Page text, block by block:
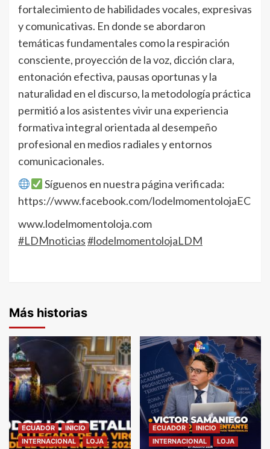
fortalecimiento de habilidades vocales, expresivas
y comunicativas. En donde se abordaron
temáticas fundamentales como la respiración
consciente, proyección de la voz, dicción clara,
entonación efectiva, pausas oportunas y la
naturalidad en el discurso, la metodología práctica
permitió a los asistentes vivir una experiencia
formativa integral orientada al desempeño
profesional en medios radiales y entornos
comunicacionales.
Síguenos en nuestra página verificada:
https://www.facebook.com/lodelmomentolojaEC
www.lodelmomentoloja.com
#LDMnoticias#lodelmomentolojaLDM
Más historias
ECUADOR
INICIO
INTERNACIONAL
LOJA
ECUADOR
INICIO
INTERNACIONAL
LOJA